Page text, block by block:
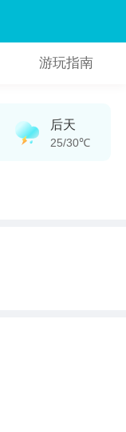
游玩指南
后天
25/30℃